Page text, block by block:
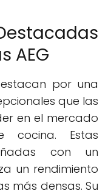
AEG
por una
que las
en el mercado
cocina. Estas
con un
un rendimiento
más densas. Su